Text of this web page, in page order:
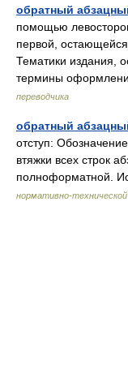
обратный
помощью
первой,
Тематики издания,
термины
переводчика
обратный
отступ:
втяжки всех строк
полноформатной.
нормативно-